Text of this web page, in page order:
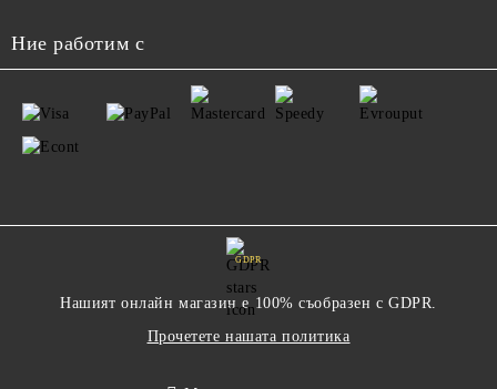
Ние работим с
GDPR
Нашият онлайн магазин е 100% съобразен с GDPR.
Прочетете нашата политика